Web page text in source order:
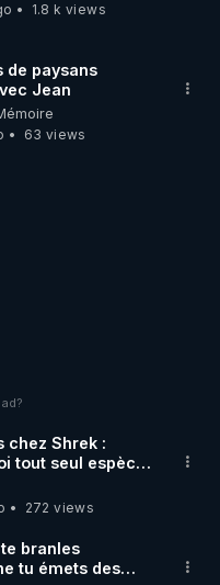
1.8 k views
de paysans
Jean
63 views
chez Shrek :
tout seul espèce
272 views
branles
tu émets des